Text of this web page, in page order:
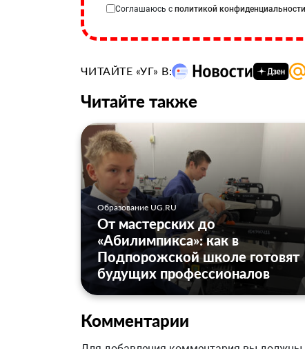
Соглашаюсь с политикой конфиденциальности
ЧИТАЙТЕ «УГ» В:
Читайте также
Образование UG.RU
От мастерских до
«Абилимпикса»: как в
Подпорожской школе готовят
будущих профессионалов
Комментарии